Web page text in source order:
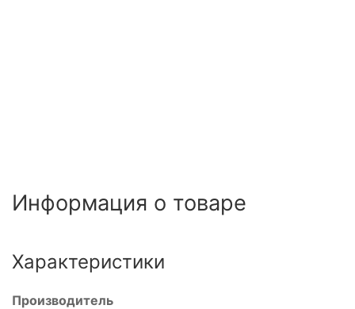
Информация о товаре
Характеристики
Производитель